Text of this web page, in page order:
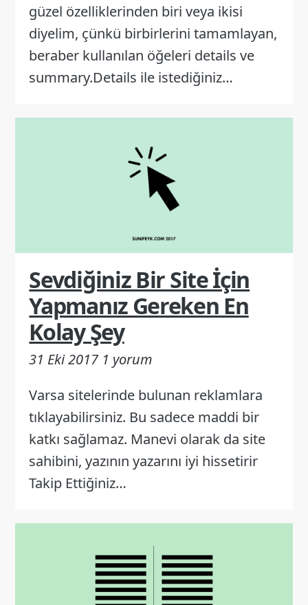
güzel özelliklerinden biri veya ikisi
diyelim, çünkü birbirlerini tamamlayan,
beraber kullanılan öğeleri details ve
summary.Details ile istediğiniz…
Sevdiğiniz Bir Site İçin
Yapmanız Gereken En
Kolay Şey
31 Eki 2017 1 yorum
Varsa sitelerinde bulunan reklamlara
tıklayabilirsiniz. Bu sadece maddi bir
katkı sağlamaz. Manevi olarak da site
sahibini, yazının yazarını iyi hissetirir
Takip Ettiğiniz…